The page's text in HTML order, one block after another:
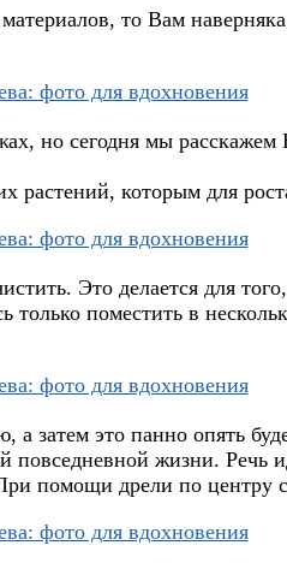
то Вам наверняка
но сегодня мы расскажем
растений, которым для
Это делается для
поместить в
затем это панно опять
жизни. Речь
помощи дрели по центру